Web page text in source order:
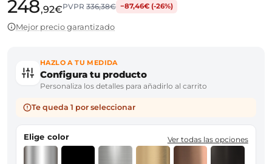
248,92€PVPR336,38€ −87,46€ (-26%)
Mejor precio garantizado
HAZLO A TU MEDIDA
Configura tu producto
Personaliza los detalles para añadirlo al carrito
Te queda 1 por seleccionar
Elige color Ver todas las opciones